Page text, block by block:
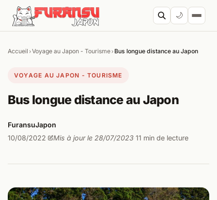
Aller au contenu
🌙
Accueil ›Voyage au Japon - Tourisme› Bus longue distance au Japon
VOYAGE AU JAPON - TOURISME
Bus longue distance au Japon
FuransuJapon
10/08/2022· Mis à jour le 28/07/2023·11 min de lecture